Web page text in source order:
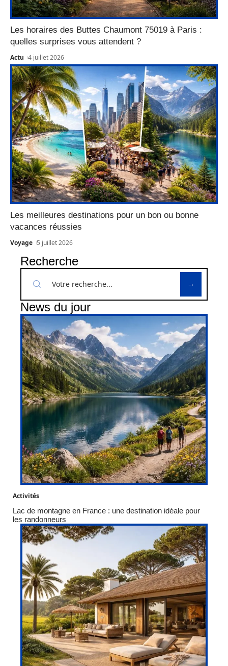
Les horaires des Buttes Chaumont 75019 à Paris :
quelles surprises vous attendent ?
Actu 4 juillet 2026
Les meilleures destinations pour un bon ou bonne
vacances réussies
Voyage 5 juillet 2026
Recherche
News du jour
Activités
Lac de montagne en France : une destination idéale pour
les randonneurs